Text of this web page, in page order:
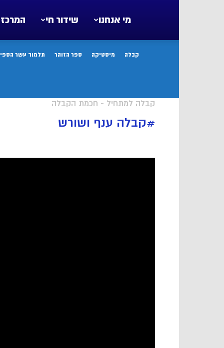
המרכז שידור חי מי אנחנו
קבלה מיסטיקה ספר הזוהר תלמוד עשר
קבלה למתחיל - חכמת הקבלה
#קבלה ענף ושורש